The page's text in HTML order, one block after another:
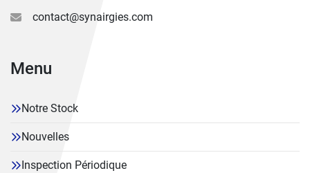
contact@synairgies.com
Menu
Notre Stock
Nouvelles
Inspection Périodique